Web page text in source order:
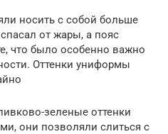
носить с собой больше
от жары, а пояс
что было особенно важно
Оттенки униформы
зеленые оттенки
они позволяли слиться с